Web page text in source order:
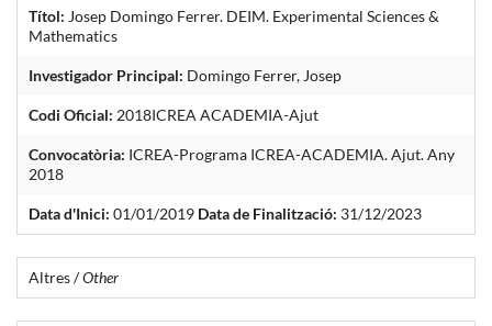
Títol: Josep Domingo Ferrer. DEIM. Experimental Sciences &
Mathematics
Investigador Principal: Domingo Ferrer, Josep
Codi Oficial: 2018ICREA ACADEMIA-Ajut
Convocatòria: ICREA-Programa ICREA-ACADEMIA. Ajut. Any
2018
Data d'Inici: 01/01/2019 Data de Finalització: 31/12/2023
Altres /Other